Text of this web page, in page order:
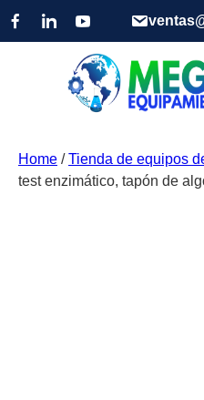
Home /Tienda de equipos
test enzimático, tapón de